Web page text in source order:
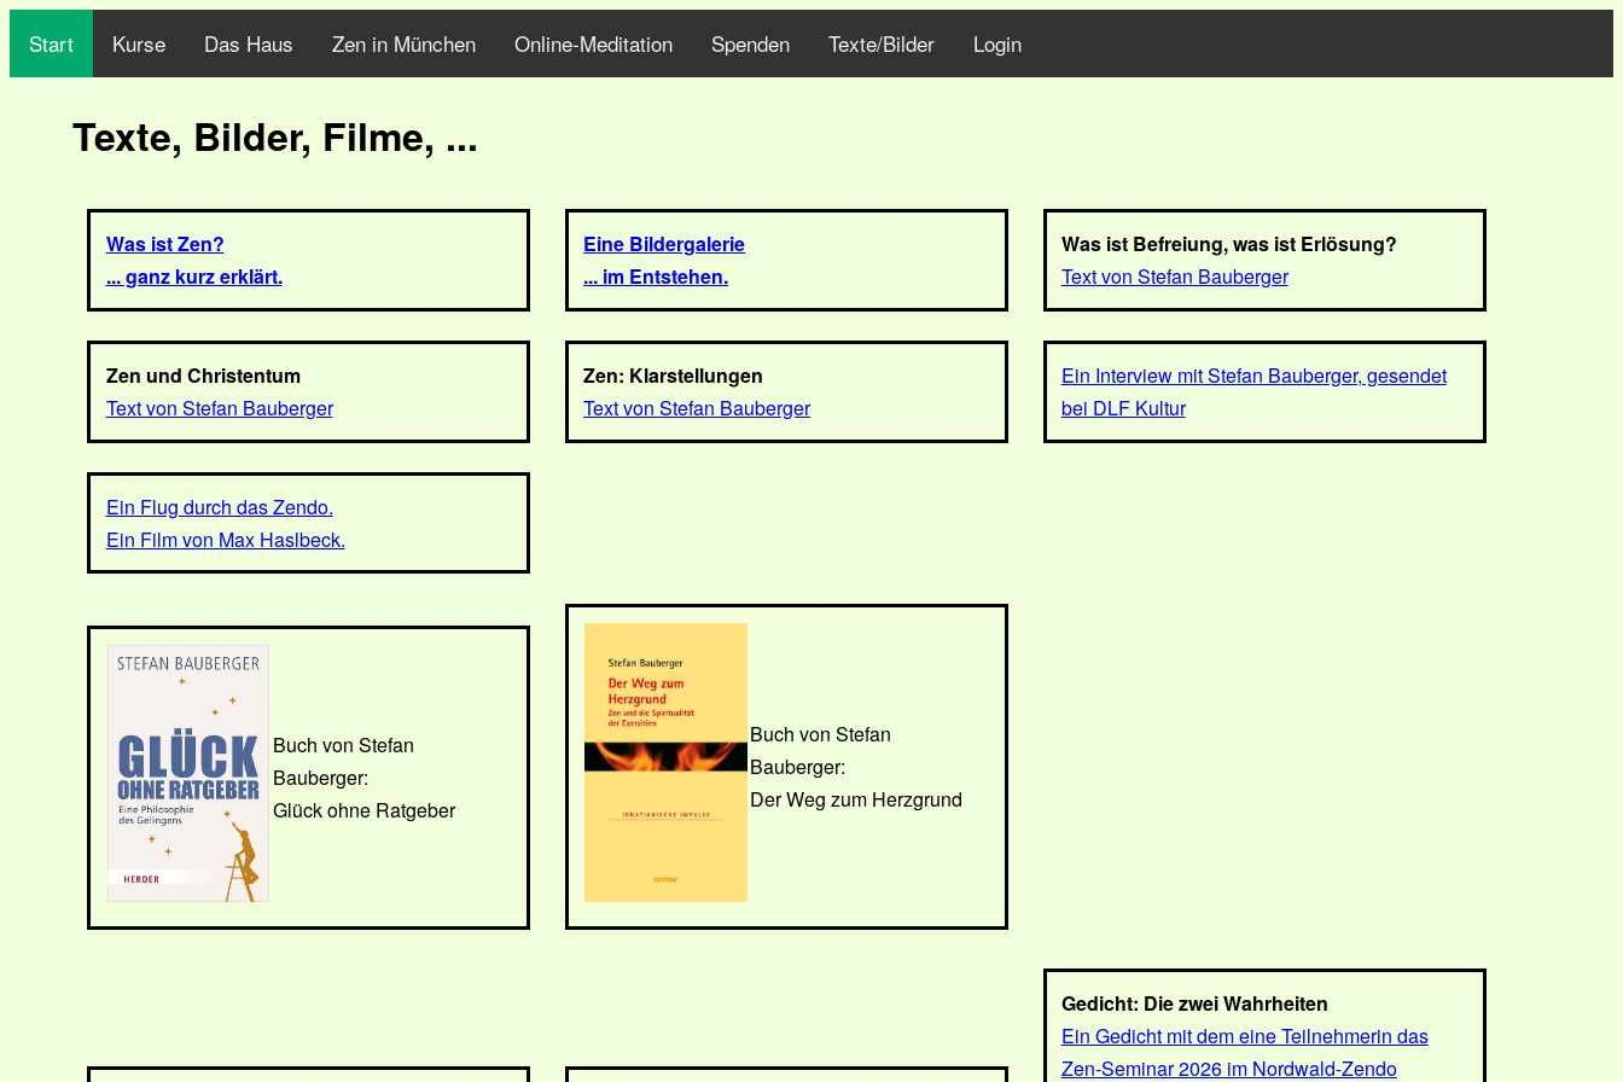
Start Kurse Das Haus Zen in München Online-Meditation Spenden Texte/Bilder Login
Texte, Bilder, Filme, ...
Was ist Zen?
... ganz kurz erklärt.
Eine Bildergalerie
... im Entstehen.
Was ist Befreiung, was ist Erlösung?
Text von Stefan Bauberger
Zen und Christentum
Text von Stefan Bauberger
Zen: Klarstellungen
Text von Stefan Bauberger
Ein Interview mit Stefan Bauberger, gesendet
bei DLF Kultur
Ein Flug durch das Zendo.
Ein Film von Max Haslbeck.
Buch von Stefan
Bauberger:
Glück ohne Ratgeber
Buch von Stefan
Bauberger:
Der Weg zum Herzgrund
Gedicht: Die zwei Wahrheiten
Ein Gedicht mit dem eine Teilnehmerin das
Zen-Seminar 2026 im Nordwald-Zendo